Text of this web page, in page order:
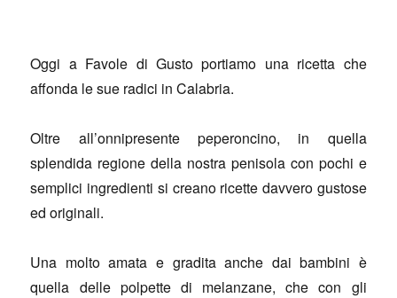
Oggi a Favole di Gusto portiamo una ricetta che
affonda le sue radici in Calabria.
Oltre all’onnipresente peperoncino, in quella
splendida regione della nostra penisola con pochi e
semplici ingredienti si creano ricette davvero gustose
ed originali.
Una molto amata e gradita anche dai bambini è
quella delle polpette di melanzane, che con gli